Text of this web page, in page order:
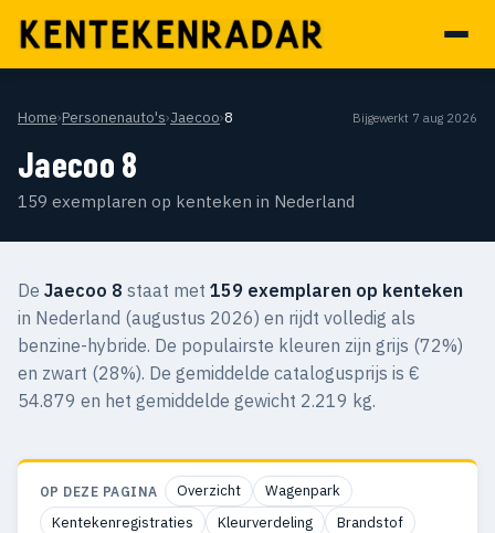
Home›Personenauto's›Jaecoo›8 Bijgewerkt 7 aug 2026
Jaecoo 8
159 exemplaren op kenteken in Nederland
De Jaecoo 8 staat met 159 exemplaren op kenteken
in Nederland (augustus 2026) en rijdt volledig als
benzine-hybride. De populairste kleuren zijn grijs (72%)
en zwart (28%). De gemiddelde catalogusprijs is €
54.879 en het gemiddelde gewicht 2.219 kg.
OP DEZE PAGINA Overzicht
Wagenpark
Kentekenregistraties
Kleurverdeling
Brandstof